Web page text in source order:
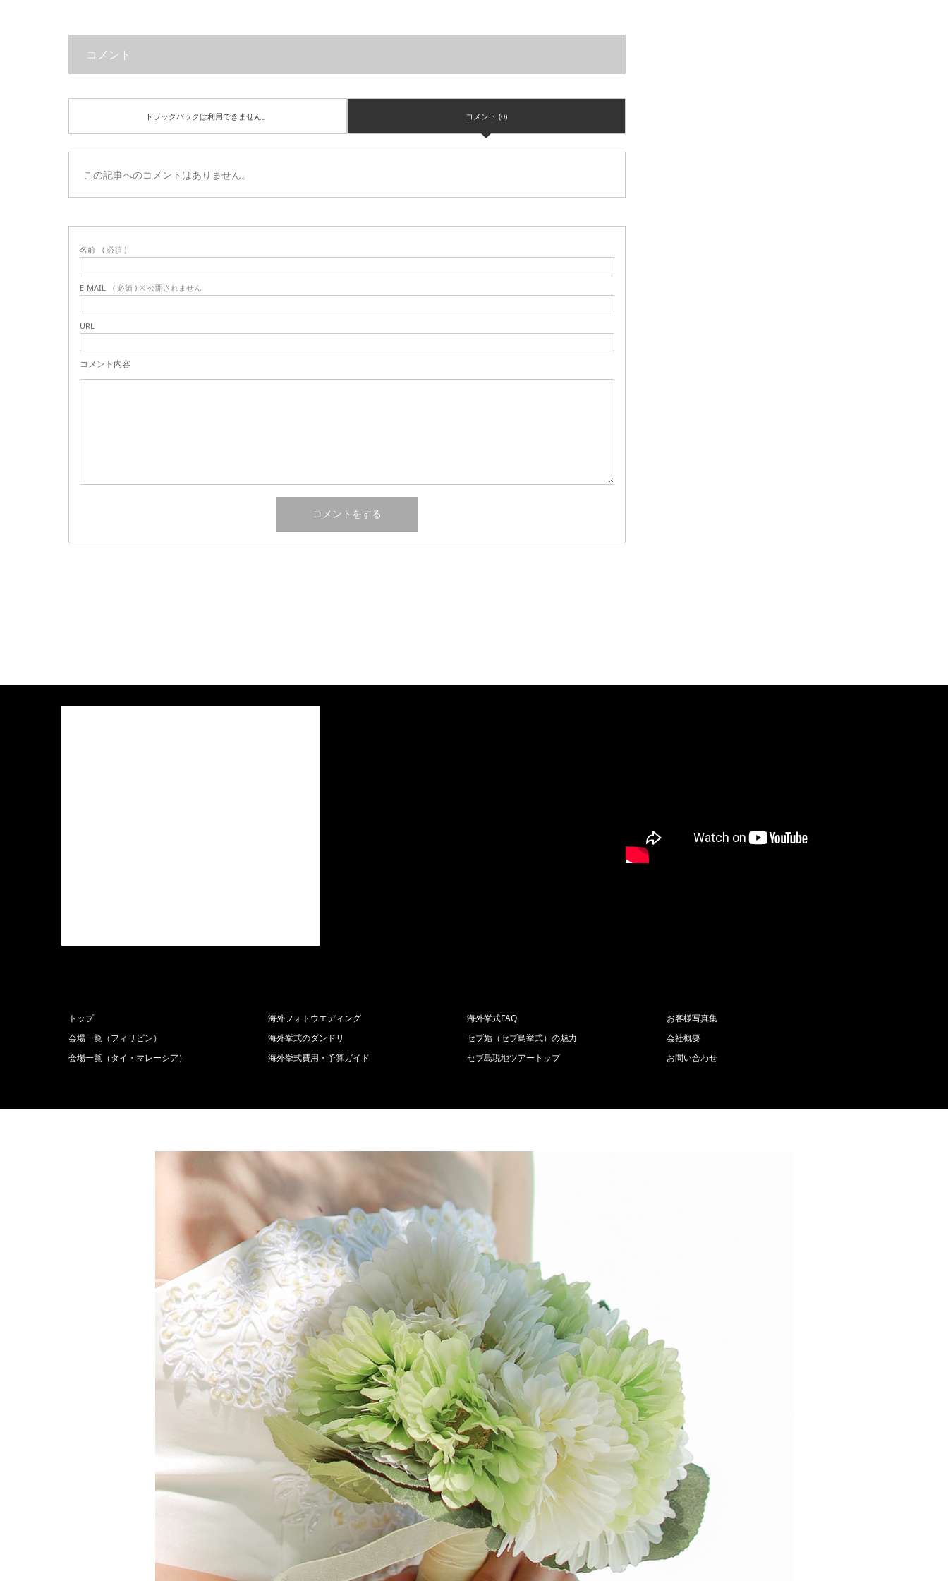
コメント
トラックバックは利用できません。 コメント (0)
この記事へのコメントはありません。
名前 ( 必須 )
E-MAIL ( 必須 ) ※ 公開されません
URL
コメント内容
トップ
会場一覧（フィリピン）
会場一覧（タイ・マレーシア）
海外フォトウエディング
海外挙式のダンドリ
海外挙式費用・予算ガイド
海外挙式FAQ
セブ婚（セブ島挙式）の魅力
セブ島現地ツアートップ
お客様写真集
会社概要
お問い合わせ